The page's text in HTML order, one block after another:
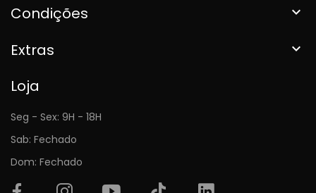
Condições 
Extras 
Loja
Seg - Sex: 9H - 18H
Sab: Fechado
Dom: Fechado